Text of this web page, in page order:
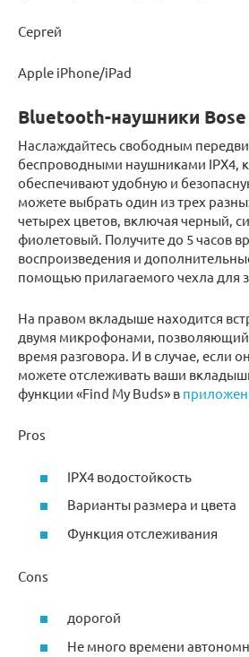
Сергей
Apple iPhone/iPad
Bluetooth-наушники
Наслаждайтесь свободным
беспроводными наушниками IPX4,
обеспечивают удобную и
можете выбрать один из трех
четырех цветов, включая черный,
фиолетовый. Получите до 5 часов
воспроизведения и
помощью прилагаемого чехла для
На правом вкладыше находится
двумя микрофонами, позволяющий
время разговора. И в случае, если
можете отслеживать ваши
функции «Find My Buds» в
Pros
IPX4 водостойкость
Варианты размера и цвета
Функция отслеживания
Cons
дорогой
Не много времени